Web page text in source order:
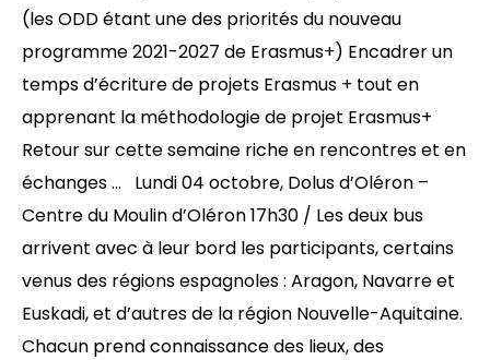
(les ODD étant une des priorités du nouveau
programme 2021-2027 de Erasmus+) Encadrer un
temps d’écriture de projets Erasmus + tout en
apprenant la méthodologie de projet Erasmus+
Retour sur cette semaine riche en rencontres et en
échanges … Lundi 04 octobre, Dolus d’Oléron –
Centre du Moulin d’Oléron 17h30 / Les deux bus
arrivent avec à leur bord les participants, certains
venus des régions espagnoles : Aragon, Navarre et
Euskadi, et d’autres de la région Nouvelle-Aquitaine.
Chacun prend connaissance des lieux, des